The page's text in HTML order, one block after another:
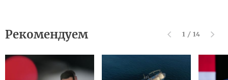
Рекомендуем 1 / 14